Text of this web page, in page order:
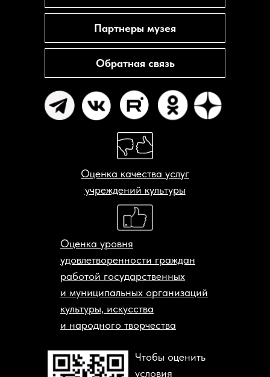
Оценка качества услуг
учреждений культуры
Обратная связь
Партнеры музея
Чтобы оценить
условия
Оценка уровня
удовлетворенности граждан
работой государственных
и муниципальных организаций
культуры, искусства
и народного творчества